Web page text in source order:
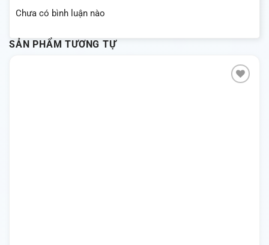
Chưa có bình luận nào
SẢN PHẨM TƯƠNG TỰ